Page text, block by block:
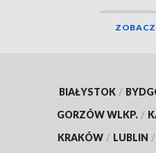
ZOBACZ
BIAŁYSTOK /
GORZÓW WLKP. /
KRAKÓW / LUBLIN /